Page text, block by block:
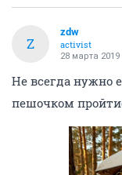
Z
zdw
activist
28 марта 2019
Не всегда нужно
пешочком